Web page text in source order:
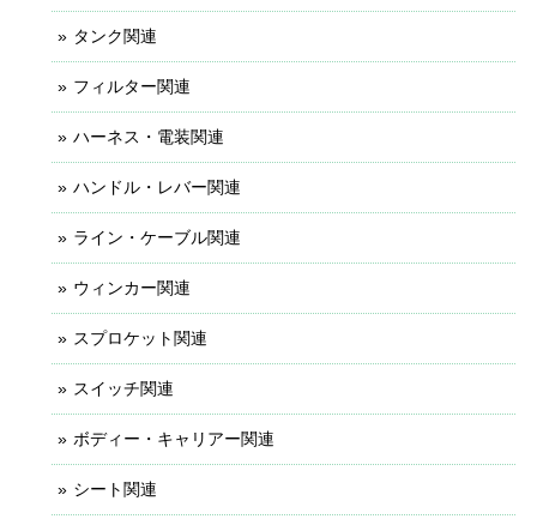
タンク関連
フィルター関連
ハーネス・電装関連
ハンドル・レバー関連
ライン・ケーブル関連
ウィンカー関連
スプロケット関連
スイッチ関連
ボディー・キャリアー関連
シート関連